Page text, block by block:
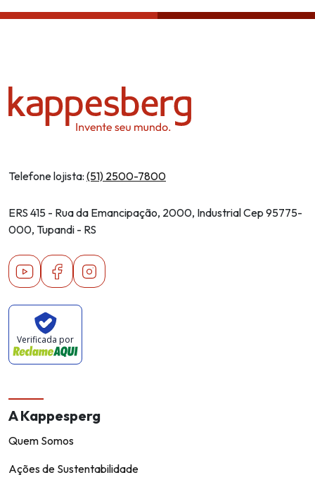
Telefone lojista: (51) 2500-7800
ERS 415 - Rua da Emancipação, 2000, Industrial Cep 95775-
000, Tupandi - RS
YoutubeFacebookInstagram
Verificada por
A Kappesperg
Quem Somos
Ações de Sustentabilidade